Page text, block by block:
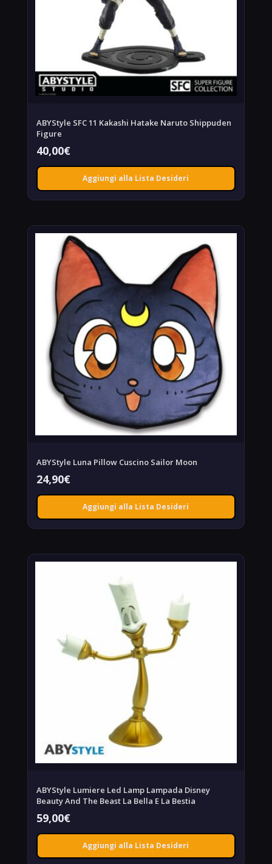
ABYStyle SFC 11 Kakashi Hatake Naruto Shippuden
Figure
40,00€
Aggiungi alla Lista Desideri
ABYStyle Luna Pillow Cuscino Sailor Moon
24,90€
Aggiungi alla Lista Desideri
ABYStyle Lumiere Led Lamp Lampada Disney
Beauty And The Beast La Bella E La Bestia
59,00€
Aggiungi alla Lista Desideri